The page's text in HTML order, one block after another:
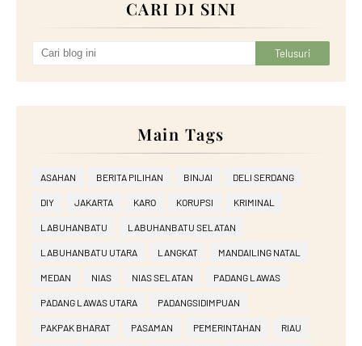
CARI DI SINI
Main Tags
ASAHAN BERITA PILIHAN BINJAI DELI SERDANG
DIY JAKARTA KARO KORUPSI KRIMINAL
LABUHANBATU LABUHANBATU SELATAN
LABUHANBATU UTARA LANGKAT MANDAILING NATAL
MEDAN NIAS NIAS SELATAN PADANG LAWAS
PADANG LAWAS UTARA PADANGSIDIMPUAN
PAKPAK BHARAT PASAMAN PEMERINTAHAN RIAU